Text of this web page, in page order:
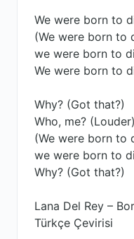
We were born to
(We were born to
we were born to
We were born to
Why? (Got that?)
Who, me? (Louder)
(We were born to
we were born to
Why? (Got that?)
Lana Del Rey –
Türkçe Çevirisi